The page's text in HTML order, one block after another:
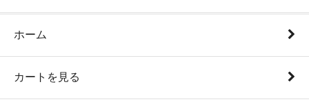
ホーム
カートを見る